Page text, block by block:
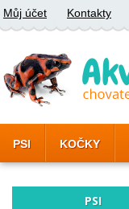
Můj účet Kontakty
PSI KOČKY
PSI